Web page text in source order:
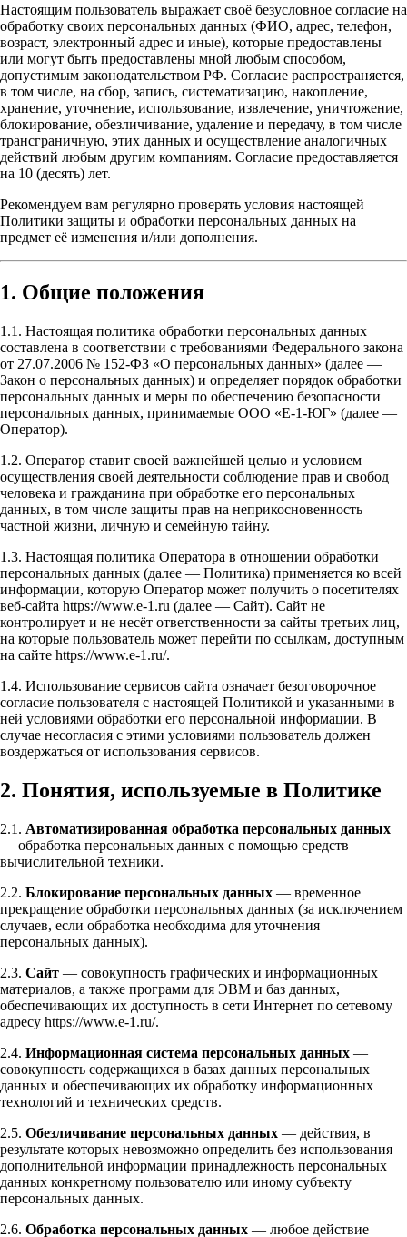
Настоящим пользователь выражает своё безусловное согласие на
обработку своих персональных данных (ФИО, адрес, телефон,
возраст, электронный адрес и иные), которые предоставлены
или могут быть предоставлены мной любым способом,
допустимым законодательством РФ. Согласие распространяется,
в том числе, на сбор, запись, систематизацию, накопление,
хранение, уточнение, использование, извлечение, уничтожение,
блокирование, обезличивание, удаление и передачу, в том числе
трансграничную, этих данных и осуществление аналогичных
действий любым другим компаниям. Согласие предоставляется
на 10 (десять) лет.
Рекомендуем вам регулярно проверять условия настоящей
Политики защиты и обработки персональных данных на
предмет её изменения и/или дополнения.
1. Общие положения
1.1. Настоящая политика обработки персональных данных
составлена в соответствии с требованиями Федерального закона
от 27.07.2006 № 152-ФЗ «О персональных данных» (далее —
Закон о персональных данных) и определяет порядок обработки
персональных данных и меры по обеспечению безопасности
персональных данных, принимаемые ООО «Е-1-ЮГ» (далее —
Оператор).
1.2. Оператор ставит своей важнейшей целью и условием
осуществления своей деятельности соблюдение прав и свобод
человека и гражданина при обработке его персональных
данных, в том числе защиты прав на неприкосновенность
частной жизни, личную и семейную тайну.
1.3. Настоящая политика Оператора в отношении обработки
персональных данных (далее — Политика) применяется ко всей
информации, которую Оператор может получить о посетителях
веб-сайта https://www.e-1.ru (далее — Сайт). Сайт не
контролирует и не несёт ответственности за сайты третьих лиц,
на которые пользователь может перейти по ссылкам, доступным
на сайте https://www.e-1.ru/.
1.4. Использование сервисов сайта означает безоговорочное
согласие пользователя с настоящей Политикой и указанными в
ней условиями обработки его персональной информации. В
случае несогласия с этими условиями пользователь должен
воздержаться от использования сервисов.
2. Понятия, используемые в Политике
2.1. Автоматизированная обработка персональных данных
— обработка персональных данных с помощью средств
вычислительной техники.
2.2. Блокирование персональных данных — временное
прекращение обработки персональных данных (за исключением
случаев, если обработка необходима для уточнения
персональных данных).
2.3. Сайт — совокупность графических и информационных
материалов, а также программ для ЭВМ и баз данных,
обеспечивающих их доступность в сети Интернет по сетевому
адресу https://www.e-1.ru/.
2.4. Информационная система персональных данных —
совокупность содержащихся в базах данных персональных
данных и обеспечивающих их обработку информационных
технологий и технических средств.
2.5. Обезличивание персональных данных — действия, в
результате которых невозможно определить без использования
дополнительной информации принадлежность персональных
данных конкретному пользователю или иному субъекту
персональных данных.
2.6. Обработка персональных данных — любое действие